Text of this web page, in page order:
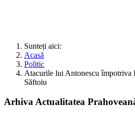
Sunteți aici:
Acasă
Politic
Atacurile lui Antonescu împotriva
Săftoiu
Arhiva Actualitatea